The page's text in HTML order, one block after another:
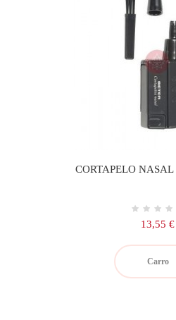
CORTAPELO
Precio
13,55 €
Carro